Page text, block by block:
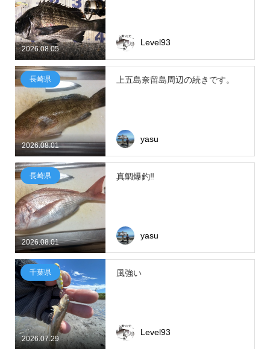
2026.08.05
Level93
2026.08.01
長崎県 上五島奈留島周辺の続きです。
yasu
2026.08.01
長崎県 真鯛爆釣‼
yasu
2026.07.29
千葉県 風強い
Level93